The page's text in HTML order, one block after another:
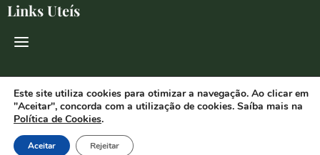
Links Uteís
Redes Sociais
© 2026 Florália Comércio de Flores
Este site utiliza cookies para otimizar a navegação. Ao clicar em
"Aceitar", concorda com a utilização de cookies. Saíba mais na
Política de Cookies.
Aceitar Rejeitar